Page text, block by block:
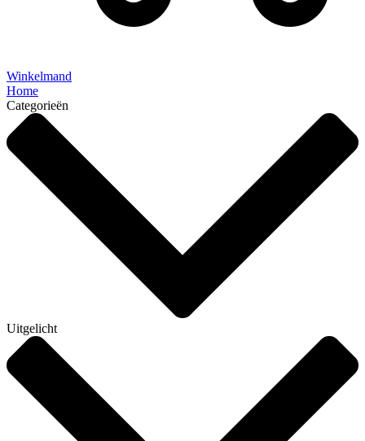
Winkelmand
Home
Categorieën
Uitgelicht